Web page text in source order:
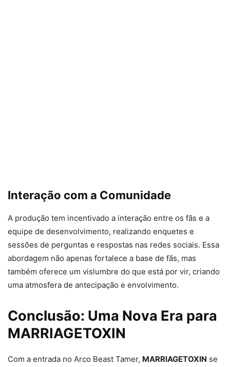
Interação com a Comunidade
A produção tem incentivado a interação entre os fãs e a
equipe de desenvolvimento, realizando enquetes e
sessões de perguntas e respostas nas redes sociais. Essa
abordagem não apenas fortalece a base de fãs, mas
também oferece um vislumbre do que está por vir, criando
uma atmosfera de antecipação e envolvimento.
Conclusão: Uma Nova Era para
MARRIAGETOXIN
Com a entrada no Arco Beast Tamer, MARRIAGETOXIN se